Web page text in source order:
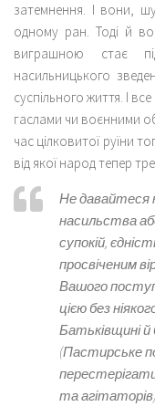
затемнення. І вони,
одному ран. Тоді й
виграшною стає
насильницького
суспільного життя. І
гаслами чи воєнними
час цілковитої руїни
від якої народ тепер
Не давайтеся
насильства
супокій,
просвіченим
Вашого
цією без
Батьківщині
(Пастирське
та